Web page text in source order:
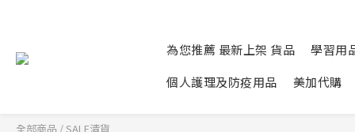
為您推薦 最新上架 貨品
學習用
個人護理及防疫用品
美加代購
全部商品 /SALE清貨